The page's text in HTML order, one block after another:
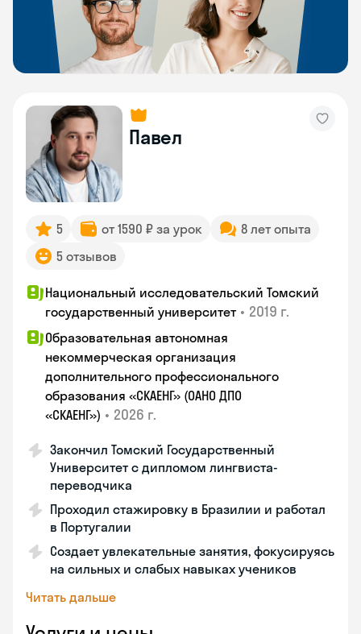
Павел
5 от 1590 ₽ за урок
8 лет опыта
5 отзывов
Национальный исследовательский Томский
государственный университет • 2019 г.
Образовательная автономная
некоммерческая организация
дополнительного профессионального
образования «СКАЕНГ» (ОАНО ДПО
«СКАЕНГ») • 2026 г.
Закончил Томский Государственный
Университет с дипломом лингвиста-
переводчика
Проходил стажировку в Бразилии и работал
в Португалии
Создает увлекательные занятия, фокусируясь
на сильных и слабых навыках учеников
Читать дальше